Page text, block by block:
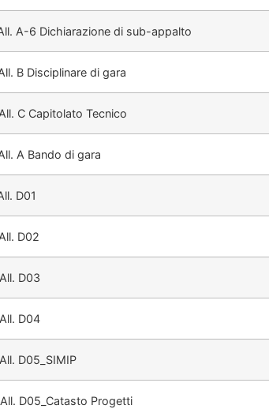
A-6 Dichiarazione di sub-appalto
B Disciplinare di gara
C Capitolato Tecnico
A Bando di gara
D01
D02
D03
D04
D05_SIMIP
D05_Catasto Progetti